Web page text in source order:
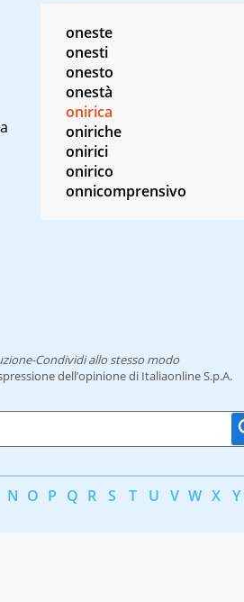
oneste
onesti
onesto
onestà
onirica
oniriche
onirici
onirico
onnicomprensivo
Condividi allo stesso modo
dell’opinione di Italiaonline S.p.A.
N O P Q R S T U V W X Y